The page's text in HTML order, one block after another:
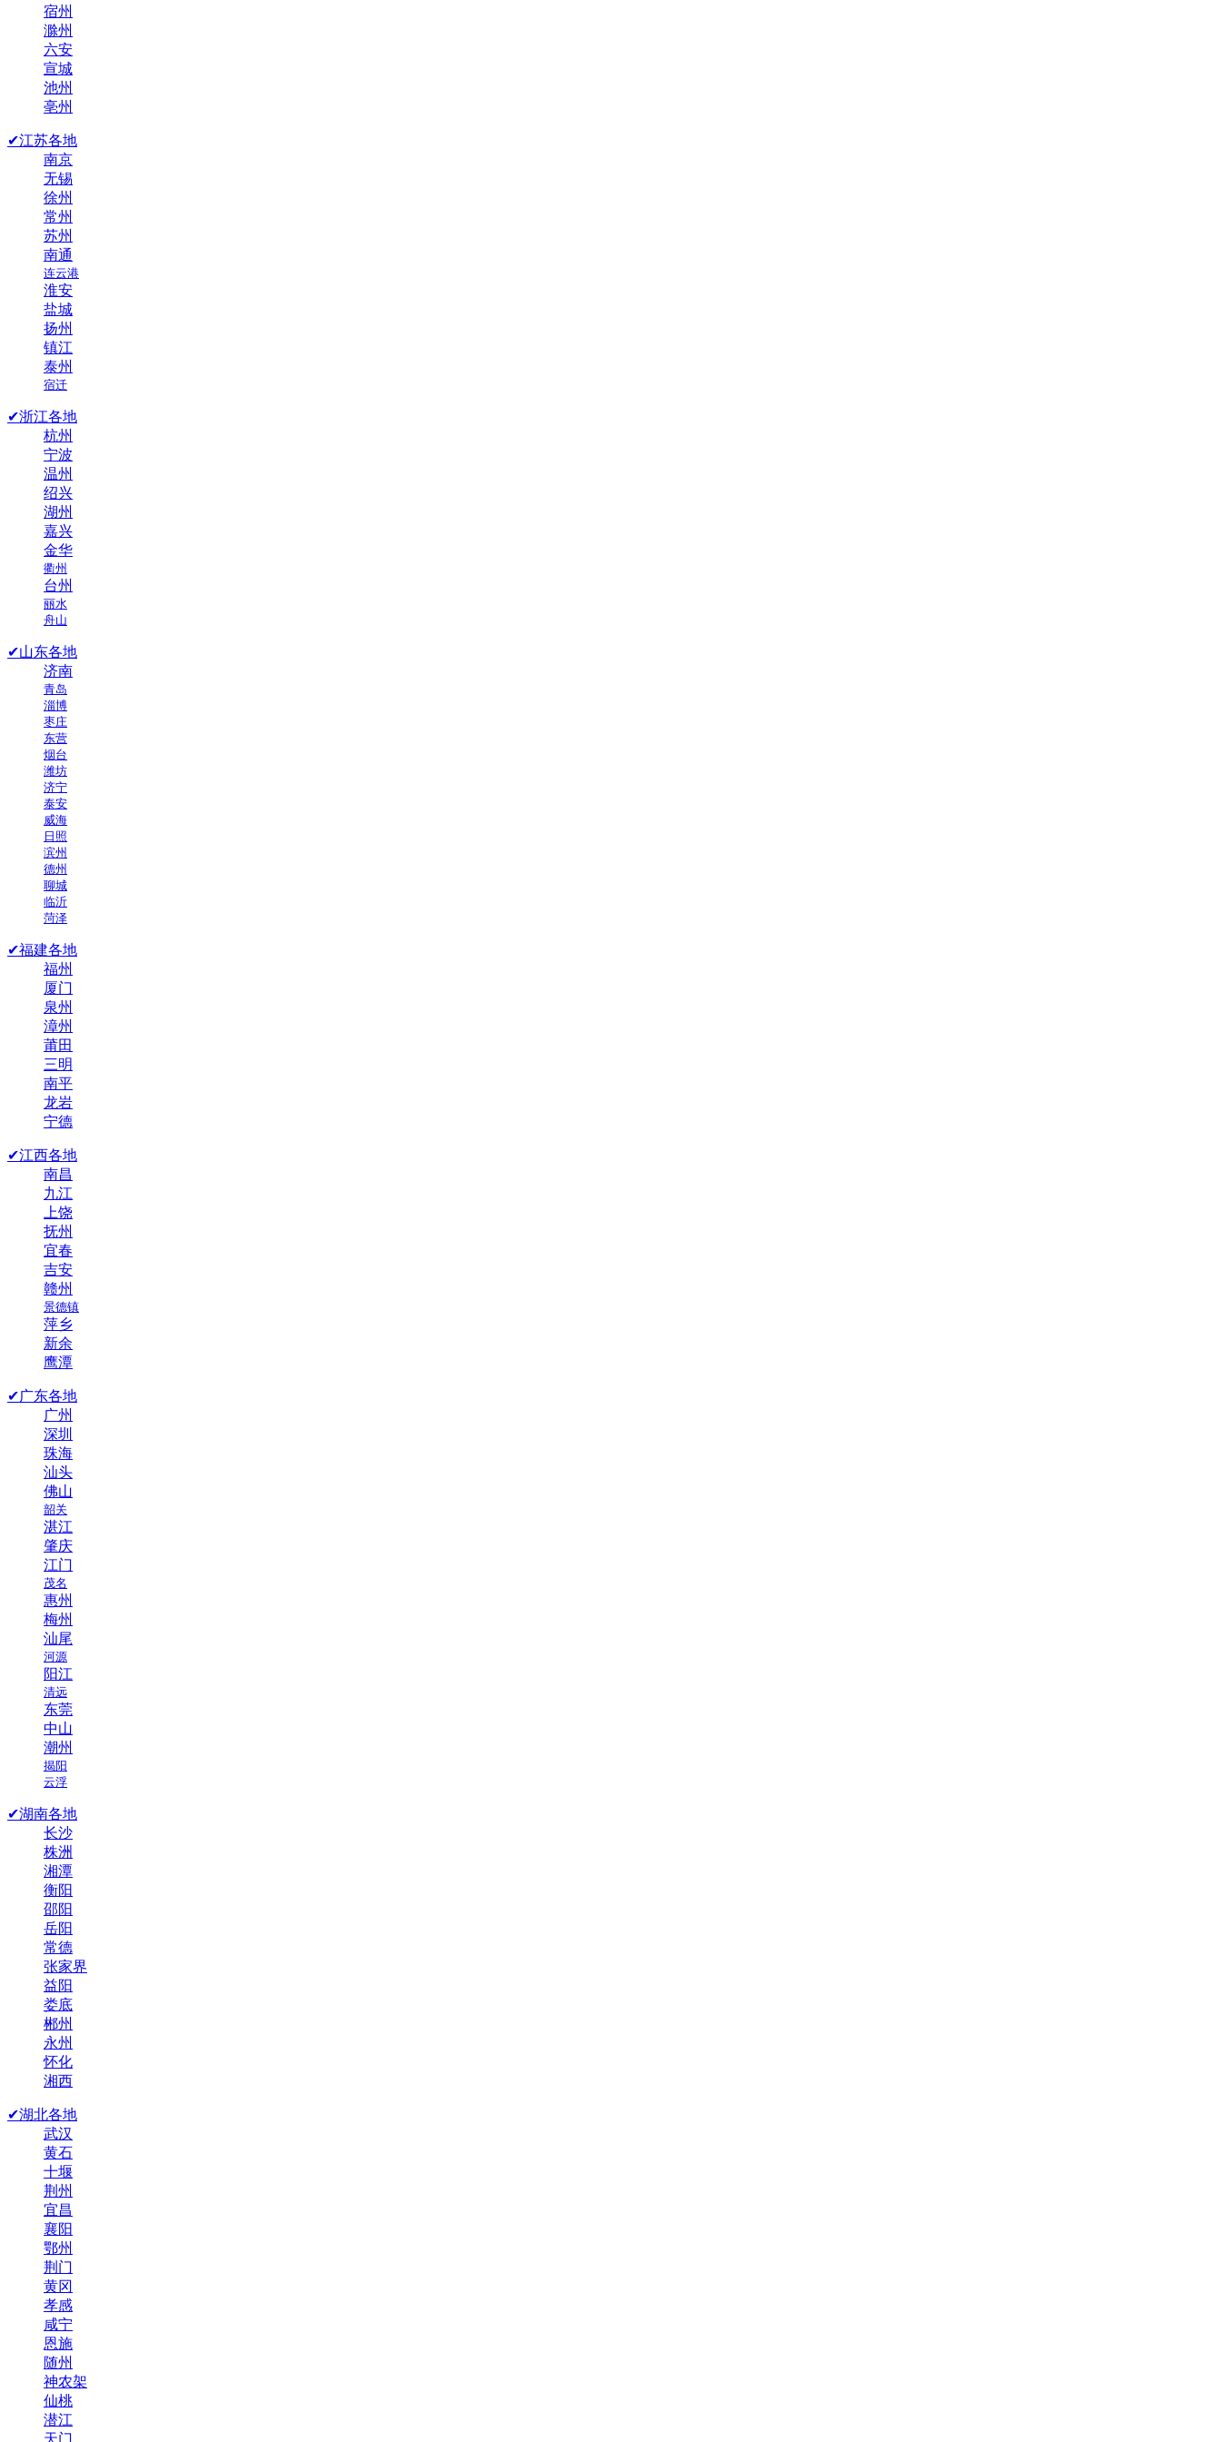
宿州
滁州
六安
宣城
池州
亳州
✔江苏各地
南京
无锡
徐州
常州
苏州
南通
连云港
淮安
盐城
扬州
镇江
泰州
宿迁
✔浙江各地
杭州
宁波
温州
绍兴
湖州
嘉兴
金华
衢州
台州
丽水
舟山
✔山东各地
济南
青岛
淄博
枣庄
东营
烟台
潍坊
济宁
泰安
威海
日照
滨州
德州
聊城
临沂
菏泽
✔福建各地
福州
厦门
泉州
漳州
莆田
三明
南平
龙岩
宁德
✔江西各地
南昌
九江
上饶
抚州
宜春
吉安
赣州
景德镇
萍乡
新余
鹰潭
✔广东各地
广州
深圳
珠海
汕头
佛山
韶关
湛江
肇庆
江门
茂名
惠州
梅州
汕尾
河源
阳江
清远
东莞
中山
潮州
揭阳
云浮
✔湖南各地
长沙
株洲
湘潭
衡阳
邵阳
岳阳
常德
张家界
益阳
娄底
郴州
永州
怀化
湘西
✔湖北各地
武汉
黄石
十堰
荆州
宜昌
襄阳
鄂州
荆门
黄冈
孝感
咸宁
恩施
随州
神农架
仙桃
潜江
天门